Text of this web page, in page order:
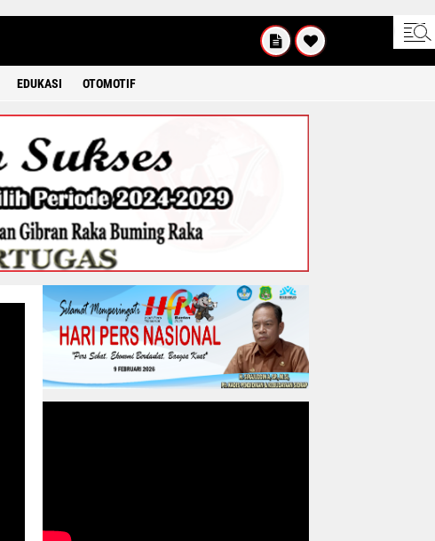
EDUKASI OTOMOTIF